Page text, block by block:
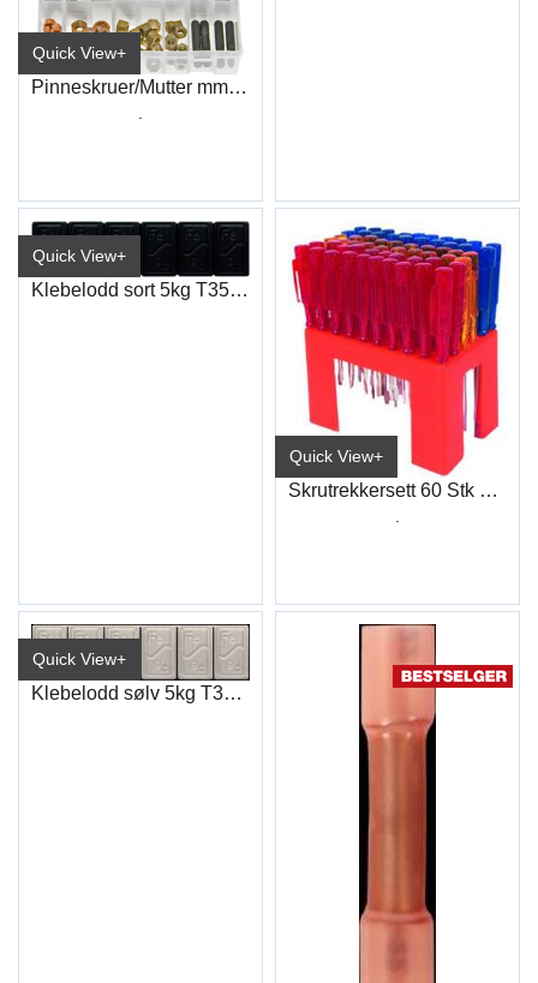
Quick View+
Pinneskruer/Mutter mm (72)
Quick View+
Klebelodd sort 5kg T355K
Quick View+
Skrutrekkersett 60 Stk Små
Quick View+
Klebelodd sølv 5kg T355K